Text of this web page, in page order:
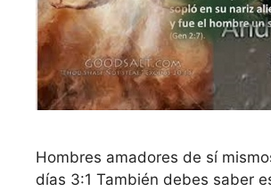
Hombres amadores de sí
días 3:1 También debes saber